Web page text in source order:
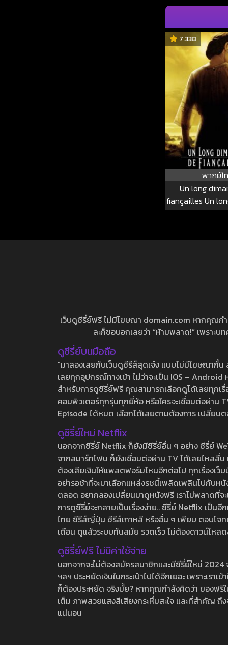
7.338
พากย์ไ
Un long
fiançailles Un
de
เว็บดูซีรี่ย์ฟรี ไม่มีโฆษณา domain.com หากคุณก
ละก็ขอบอกเลยว่า “ห้ามพลาด!” เพราะ
ดูซีรี่ย์บนมือถือ
"มาลองเลยกับเว็บดูซีรีส์สุดเจ๋ง แบบไม่มีโฆษณากั้
เลยทุกอุปกรณ์ทางเข้า ไม่ว่าจะเป็น IOS –
สำหรับการดูซีรี่ย์ฟรี คุณสามารถเลือกดูได้เลยทุกเ
คอมพิวเตอร์ทุกรุ่นทุกยี่ห้อ หรือใครจะเชื่อมต่อผ่าน
Episode ได้หมด เลือกได้เลยตามต้องการ เปลี่ยน
ดูซีรี่ย์ใหม่ Netflix
นอกจากซีรี่ย์ Netflix ก็ยังมีซีรี่ย์อื่น ๆ อย่าง ซีรี่ย์
จากสมาร์ทโฟน ก็ยังเชื่อมต่อผ่าน TV ได้เลยไหลลื่
ต้องเสียเงินให้แพลตฟอร์มไหนอีกต่อไป ทุกเรื่องเว็
อย่ารอช้าที่จะมาเลือกแหล่งรชนี้เพลิดเพลินไปกับห
ตลอด อยากลองเปลี่ยนมาดูหนังฟรี เราไม่พลาดที่
การดูซีรี่ย์จะกลายเป็นเรื่องง่าย.. ซีรี่ย์ Netflix เป็น
ไทย ซีรีส์ญี่ปุ่น ซีรีส์เกาหลี หรืออื่น ๆ เพียบ ตอบโจท
เดือน ดูแล้วระบบทันสมัย รวดเร็ว ไม่ต้องดาวน์โห
ดูซีรี่ย์ฟรี ไม่มีค่าใช้จ่าย
นอกจากจะไม่ต้องสมัครสมาชิกและมีซีรี่ย์ใหม่
ฯลฯ ประหยัดเงินในกระเป๋าไปได้อีกเยอะ เพราะเร
ก็ต้องประหยัด จริงมั้ย? หากคุณกำลังคิดว่า ของฟ
เต็ม ภาพสวยแสงสีเสียงกระหึ่มสะใจ และที่สำคัญ
แน่นอน